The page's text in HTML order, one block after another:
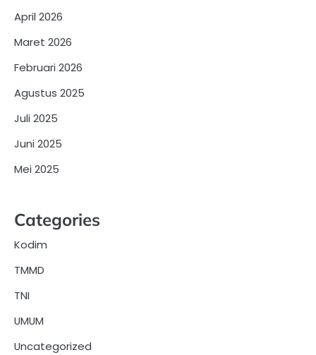
April 2026
Maret 2026
Februari 2026
Agustus 2025
Juli 2025
Juni 2025
Mei 2025
Categories
Kodim
TMMD
TNI
UMUM
Uncategorized